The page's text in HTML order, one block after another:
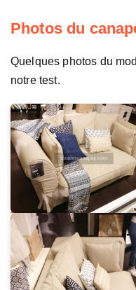
Photos du
Quelques photos du
notre test.